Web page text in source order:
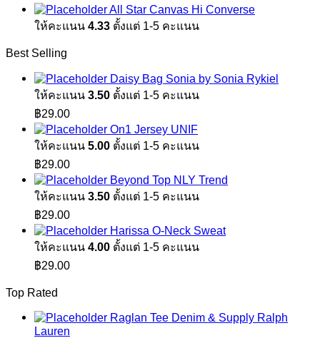
All Star Canvas Hi Converse
ให้คะแนน 4.33 ตั้งแต่ 1-5 คะแนน
Best Selling
Daisy Bag Sonia by Sonia Rykiel
ให้คะแนน 3.50 ตั้งแต่ 1-5 คะแนน
฿29.00
On1 Jersey UNIF
ให้คะแนน 5.00 ตั้งแต่ 1-5 คะแนน
฿29.00
Beyond Top NLY Trend
ให้คะแนน 3.50 ตั้งแต่ 1-5 คะแนน
฿29.00
Harissa O-Neck Sweat
ให้คะแนน 4.00 ตั้งแต่ 1-5 คะแนน
฿29.00
Top Rated
Raglan Tee Denim & Supply Ralph
Lauren